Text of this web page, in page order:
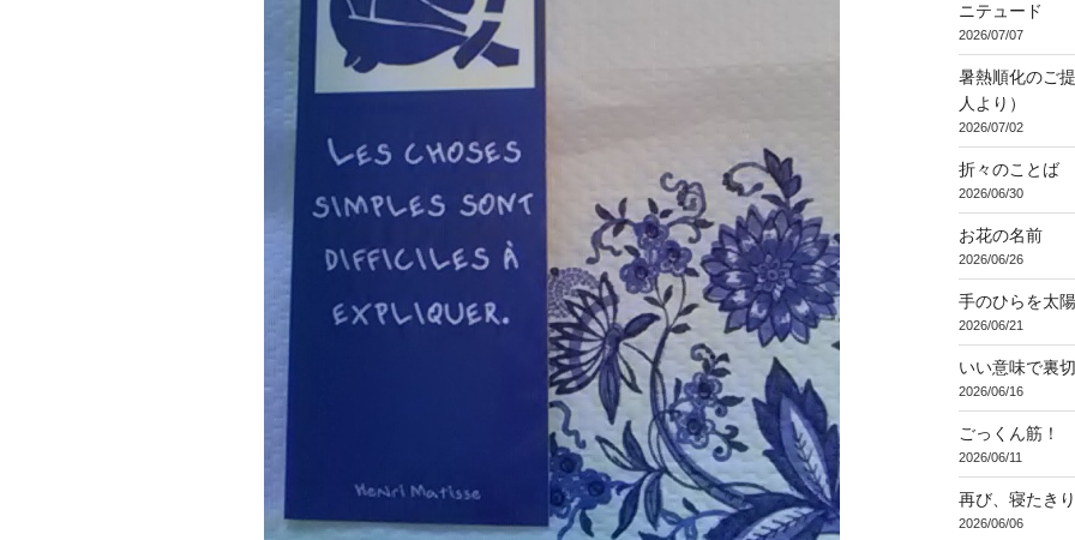
ニテュード
2026/07/07
暑熱順化のご
人より）
2026/07/02
折々のことば
2026/06/30
お花の名前
2026/06/26
手のひらを太
2026/06/21
いい意味で裏
2026/06/16
ごっくん筋！
2026/06/11
再び、寝たき
2026/06/06